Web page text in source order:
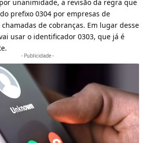
unanimidade, a revisão da regra que
prefixo 0304 por empresas de
de cobranças. Em lugar desse
usar o identificador 0303, que já é
- Publicidade -